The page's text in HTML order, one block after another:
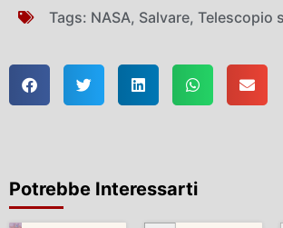
Tags: NASA, Salvare, Telescopio
Potrebbe Interessarti